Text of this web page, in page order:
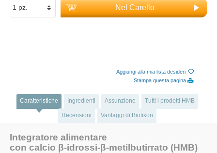
Nel Carello
Aggiungi alla mia lista desideri
Stampa questa pagina
Caratteristiche Ingredienti Assunzione Tutti i prodotti HMB
Recensioni Vantaggi di Biotikon
Integratore alimentare
con calcio β-idrossi-β-metilbutirrato (HMB)